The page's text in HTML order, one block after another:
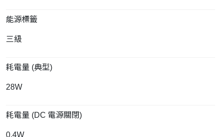
能源標籤
三級
耗電量 (典型)
28W
耗電量 (DC 電源關閉)
0.4W